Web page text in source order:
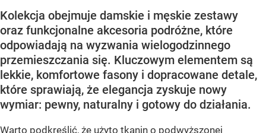
Kolekcja obejmuje damskie i męskie zestawy
oraz funkcjonalne akcesoria podróżne, które
odpowiadają na wyzwania wielogodzinnego
przemieszczania się. Kluczowym elementem są
lekkie, komfortowe fasony i dopracowane detale,
które sprawiają, że elegancja zyskuje nowy
wymiar: pewny, naturalny i gotowy do działania.
Warto podkreślić, że użyto tkanin o podwyższonej